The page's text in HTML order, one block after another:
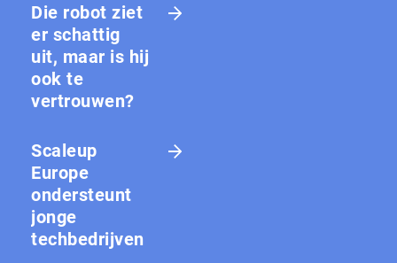
Die robot ziet
er schattig
uit, maar is hij
ook te
vertrouwen?
Scaleup
Europe
ondersteunt
jonge
techbedrijven